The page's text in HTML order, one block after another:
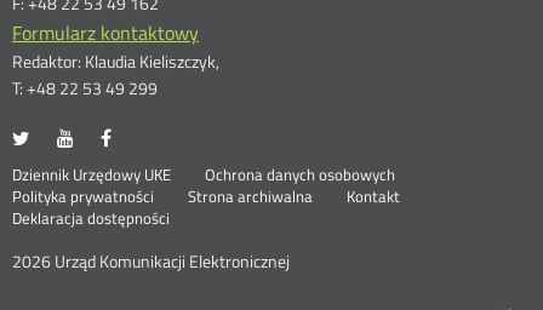
Formularz kontaktowy
Redaktor: Klaudia Kieliszczyk,
T: +48 22 53 49 299
UKE
portalu
Twitter
Otwórz
nowym
oknie
UKE
portalu
Youtube
Otwórz
nowym
oknie
portalu
Facebook
nowym
oknie
Stopka
menu
Dziennik Urzędowy UKE Otwórz
Ochrona danych osobowych
Polityka prywatności
Otwórz
w
oknie
Strona archiwalna
Kontakt
Deklaracja dostępności
2026 Urząd Komunikacji Elektronicznej